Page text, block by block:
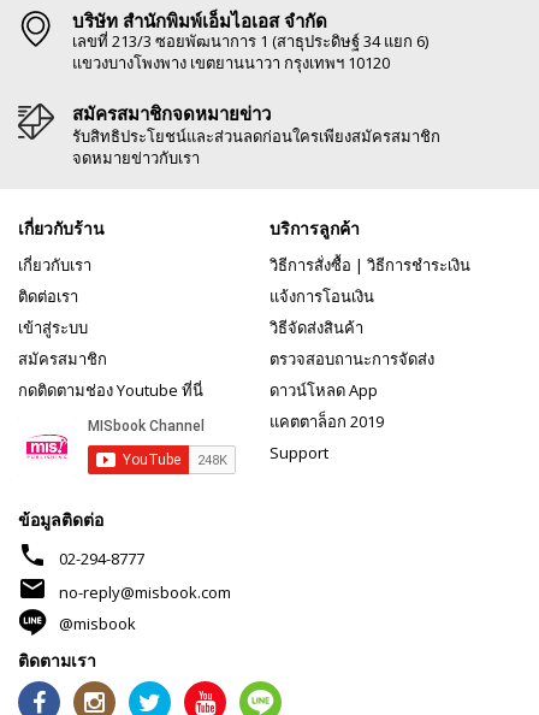
บริษัท สำนักพิมพ์เอ็มไอเอส จำกัด
เลขที่ 213/3 ซอยพัฒนาการ 1 (สาธุประดิษฐ์ 34 แยก 6)
แขวงบางโพงพาง เขตยานนาวา กรุงเทพฯ 10120
สมัครสมาชิกจดหมายข่าว
รับสิทธิประโยชน์และส่วนลดก่อนใครเพียงสมัครสมาชิก
จดหมายข่าวกับเรา
เกี่ยวกับร้าน
เกี่ยวกับเรา
ติดต่อเรา
เข้าสู่ระบบ
สมัครสมาชิก
กดติดตามช่อง Youtube ที่นี่
บริการลูกค้า
วิธีการสั่งซื้อ | วิธีการชำระเงิน
แจ้งการโอนเงิน
วิธีจัดส่งสินค้า
ตรวจสอบถานะการจัดส่ง
ดาวน์โหลด App
แคตตาล็อก 2019
Support
ข้อมูลติดต่อ
phone 02-294-8777
mail
no-reply@misbook.com
@misbook
ติดตามเรา